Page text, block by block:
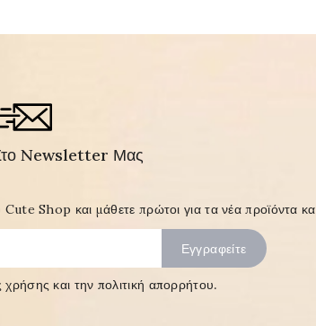
Newsletter Μας
Shop και μάθετε πρώτοι για τα νέα προϊόντα
και την πολιτική απορρήτου.